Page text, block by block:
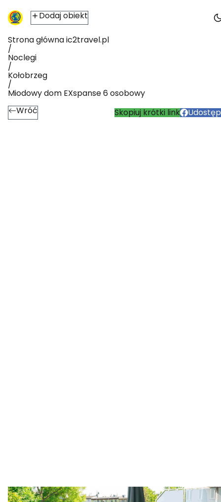
Dodaj obiekt
Strona główna ic2travel.pl
/
Noclegi
/
Kołobrzeg
/
Miodowy dom EXspanse 6 osobowy
Wróć
Skopiuj krótki link